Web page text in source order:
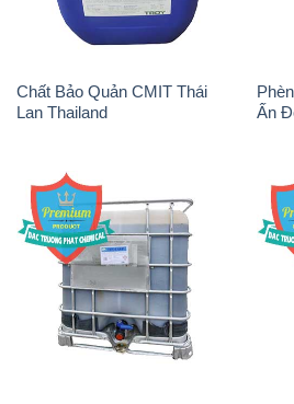
Chất Bảo Quản CMIT Thái
Lan Thailand
Ấn